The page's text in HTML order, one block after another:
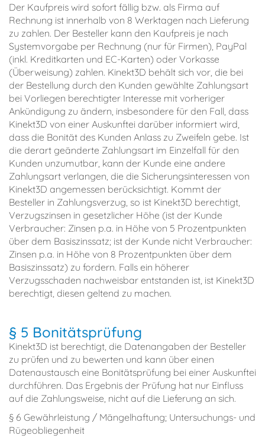
Der Kaufpreis wird sofort fällig bzw. als Firma auf
Rechnung ist innerhalb von 8 Werktagen nach Lieferung
zu zahlen. Der Besteller kann den Kaufpreis je nach
Systemvorgabe per Rechnung (nur für Firmen), PayPal
(inkl. Kreditkarten und EC-Karten) oder Vorkasse
(Überweisung) zahlen. Kinekt3D behält sich vor, die bei
der Bestellung durch den Kunden gewählte Zahlungsart
bei Vorliegen berechtigter Interesse mit vorheriger
Ankündigung zu ändern, insbesondere für den Fall, dass
Kinekt3D von einer Auskunftei darüber informiert wird,
dass die Bonität des Kunden Anlass zu Zweifeln gebe. Ist
die derart geänderte Zahlungsart im Einzelfall für den
Kunden unzumutbar, kann der Kunde eine andere
Zahlungsart verlangen, die die Sicherungsinteressen von
Kinekt3D angemessen berücksichtigt. Kommt der
Besteller in Zahlungsverzug, so ist Kinekt3D berechtigt,
Verzugszinsen in gesetzlicher Höhe (ist der Kunde
Verbraucher: Zinsen p.a. in Höhe von 5 Prozentpunkten
über dem Basiszinssatz; ist der Kunde nicht Verbraucher:
Zinsen p.a. in Höhe von 8 Prozentpunkten über dem
Basiszinssatz) zu fordern. Falls ein höherer
Verzugsschaden nachweisbar entstanden ist, ist Kinekt3D
berechtigt, diesen geltend zu machen.
§ 5 Bonitätsprüfung
Kinekt3D ist berechtigt, die Datenangaben der Besteller
zu prüfen und zu bewerten und kann über einen
Datenaustausch eine Bonitätsprüfung bei einer Auskunftei
durchführen. Das Ergebnis der Prüfung hat nur Einfluss
auf die Zahlungsweise, nicht auf die Lieferung an sich.
§ 6 Gewährleistung / Mängelhaftung; Untersuchungs- und
Rügeobliegenheit